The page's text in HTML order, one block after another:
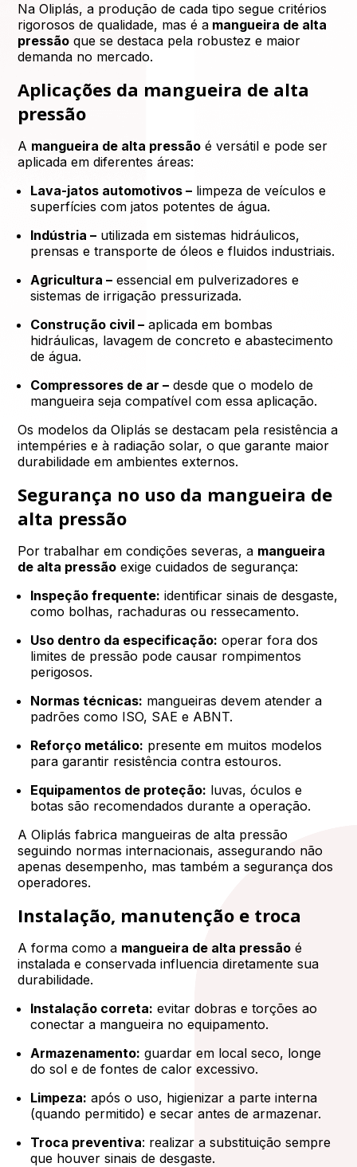
Na Oliplás, a produção de cada tipo segue critérios
rigorosos de qualidade, mas é a mangueira de alta
pressão que se destaca pela robustez e maior
demanda no mercado.
Aplicações da mangueira de alta
pressão
A mangueira de alta pressão é versátil e pode ser
aplicada em diferentes áreas:
Lava-jatos automotivos – limpeza de veículos e
superfícies com jatos potentes de água.
Indústria – utilizada em sistemas hidráulicos,
prensas e transporte de óleos e fluidos industriais.
Agricultura – essencial em pulverizadores e
sistemas de irrigação pressurizada.
Construção civil – aplicada em bombas
hidráulicas, lavagem de concreto e abastecimento
de água.
Compressores de ar – desde que o modelo de
mangueira seja compatível com essa aplicação.
Os modelos da Oliplás se destacam pela resistência a
intempéries e à radiação solar, o que garante maior
durabilidade em ambientes externos.
Segurança no uso da mangueira de
alta pressão
Por trabalhar em condições severas, a mangueira
de alta pressão exige cuidados de segurança:
Inspeção frequente: identificar sinais de desgaste,
como bolhas, rachaduras ou ressecamento.
Uso dentro da especificação: operar fora dos
limites de pressão pode causar rompimentos
perigosos.
Normas técnicas: mangueiras devem atender a
padrões como ISO, SAE e ABNT.
Reforço metálico: presente em muitos modelos
para garantir resistência contra estouros.
Equipamentos de proteção: luvas, óculos e
botas são recomendados durante a operação.
A Oliplás fabrica mangueiras de alta pressão
seguindo normas internacionais, assegurando não
apenas desempenho, mas também a segurança dos
operadores.
Instalação, manutenção e troca
A forma como a mangueira de alta pressão é
instalada e conservada influencia diretamente sua
durabilidade.
Instalação correta: evitar dobras e torções ao
conectar a mangueira no equipamento.
Armazenamento: guardar em local seco, longe
do sol e de fontes de calor excessivo.
Limpeza: após o uso, higienizar a parte interna
(quando permitido) e secar antes de armazenar.
Troca preventiva: realizar a substituição sempre
que houver sinais de desgaste.